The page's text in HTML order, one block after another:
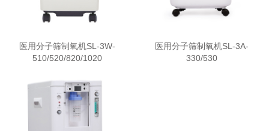
医用分子筛制氧机SL-3W-
510/520/820/1020
医用分子筛制氧机SL-3A-
330/530